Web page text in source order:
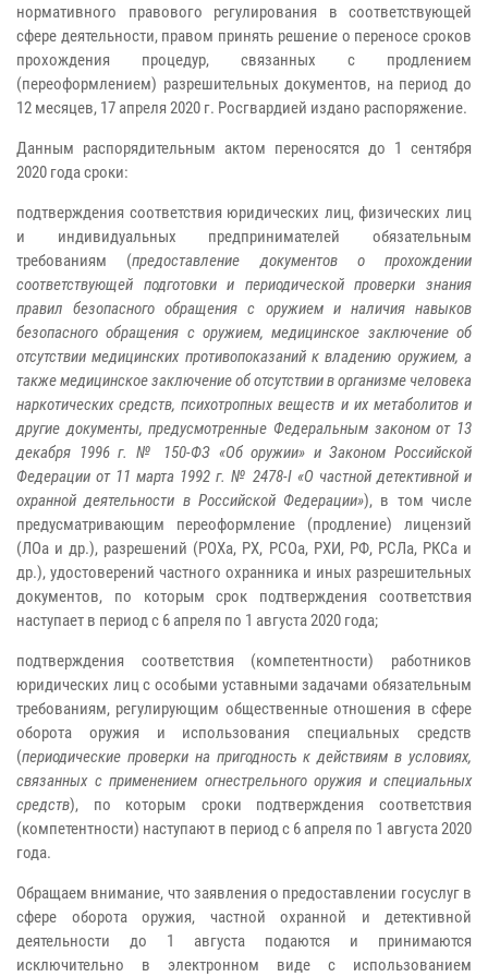
нормативного правового регулирования в соответствующей
сфере деятельности, правом принять решение о переносе сроков
прохождения процедур, связанных с продлением
(переоформлением) разрешительных документов, на период до
12 месяцев, 17 апреля 2020 г. Росгвардией издано распоряжение.
Данным распорядительным актом переносятся до 1 сентября
2020 года сроки:
подтверждения соответствия юридических лиц, физических лиц
и индивидуальных предпринимателей обязательным
требованиям (предоставление документов о прохождении
соответствующей подготовки и периодической проверки знания
правил безопасного обращения с оружием и наличия навыков
безопасного обращения с оружием, медицинское заключение об
отсутствии медицинских противопоказаний к владению оружием, а
также медицинское заключение об отсутствии в организме человека
наркотических средств, психотропных веществ и их метаболитов и
другие документы, предусмотренные Федеральным законом от 13
декабря 1996 г. № 150-ФЗ «Об оружии» и Законом Российской
Федерации от 11 марта 1992 г. № 2478-I «О частной детективной и
охранной деятельности в Российской Федерации»), в том числе
предусматривающим переоформление (продление) лицензий
(ЛОа и др.), разрешений (РОХа, РХ, РСОа, РХИ, РФ, РСЛа, РКСа и
др.), удостоверений частного охранника и иных разрешительных
документов, по которым срок подтверждения соответствия
наступает в период с 6 апреля по 1 августа 2020 года;
подтверждения соответствия (компетентности) работников
юридических лиц с особыми уставными задачами обязательным
требованиям, регулирующим общественные отношения в сфере
оборота оружия и использования специальных средств
(периодические проверки на пригодность к действиям в условиях,
связанных с применением огнестрельного оружия и специальных
средств), по которым сроки подтверждения соответствия
(компетентности) наступают в период с 6 апреля по 1 августа 2020
года.
Обращаем внимание, что заявления о предоставлении госуслуг в
сфере оборота оружия, частной охранной и детективной
деятельности до 1 августа подаются и принимаются
исключительно в электронном виде с использованием